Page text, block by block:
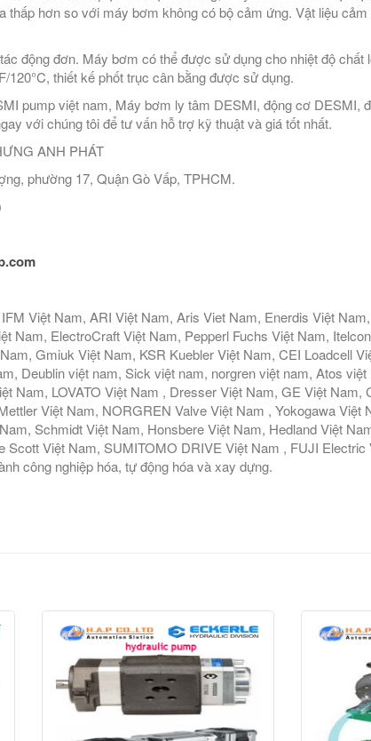
thấp hơn so với máy bơm không có bộ cảm ứng. Vật liệu
động đơn. Máy bơm có thể được sử dụng cho nhiệt độ chất
120°C, thiết kế phốt trục cân bằng được sử dụng.
pump việt nam, Máy bơm ly tâm DESMI, động cơ DESMI,
với chúng tôi để tư vấn hỗ trợ kỹ thuật và giá tốt nhất.
ANH PHÁT
phường 17, Quận Gò Vấp, TPHCM.
Việt Nam, ARI Việt Nam, Aris Viet Nam, Enerdis Việt
Nam, ElectroCraft Việt Nam, Pepperl Fuchs Việt Nam,
Gmiuk Việt Nam, KSR Kuebler Việt Nam, CEI Loadcell
Deublin việt nam, Sick việt nam, norgren việt nam, Atos
Nam, LOVATO Việt Nam , Dresser Việt Nam, GE Việt Nam,
Việt Nam, NORGREN Valve Việt Nam , Yokogawa Việt
Schmidt Việt Nam, Honsbere Việt Nam, Hedland Việt
Scott Việt Nam, SUMITOMO DRIVE Việt Nam , FUJI Electric
công nghiệp hóa, tự động hóa và xay dựng.